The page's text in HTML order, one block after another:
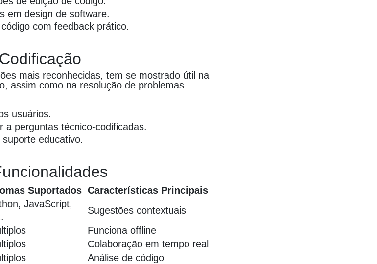
em design de software.
com feedback prático.
mais reconhecidas, tem se mostrado útil na
assim como na resolução de problemas
usuários.
a perguntas técnico-codificadas.
educativo.
Suportados Características Principais
JavaScript,
Sugestões contextuais
Funciona offline
Colaboração em tempo real
Análise de código